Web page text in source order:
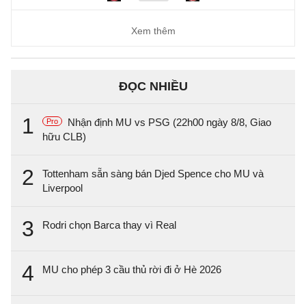
Xem thêm
ĐỌC NHIỀU
1 Pro
Nhận định MU vs PSG (22h00 ngày 8/8, Giao
hữu CLB)
2
Tottenham sẵn sàng bán Djed Spence cho MU và
Liverpool
3 Rodri chọn Barca thay vì Real
4 MU cho phép 3 cầu thủ rời đi ở Hè 2026